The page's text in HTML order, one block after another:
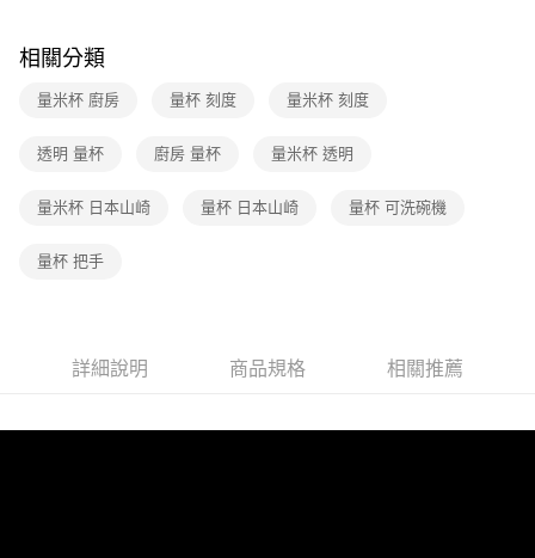
相關分類
量米杯 廚房 量杯 刻度 量米杯 刻度
透明 量杯 廚房 量杯 量米杯 透明
量米杯 日本山崎 量杯 日本山崎 量杯 可洗碗機
量杯 把手
詳細說明 商品規格 相關推薦